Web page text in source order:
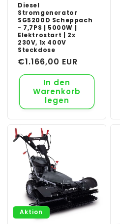
Diesel
Stromgenerator
SG5200D Scheppach
- 7,7PS | 5000W |
Elektrostart | 2x
230V, 1x 400V
Steckdose
Normaler
Preis
€1.166,00 EUR
In den
Warenkorb
legen
Aktion